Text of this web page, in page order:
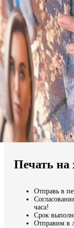
Выберите из
Мы доставляем по
Печать на
Отправь в
часа!
Срок
Отправим в